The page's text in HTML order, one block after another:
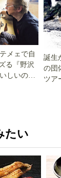
メェで自
る『野沢
しいの
誕生
の団
ツア
たい